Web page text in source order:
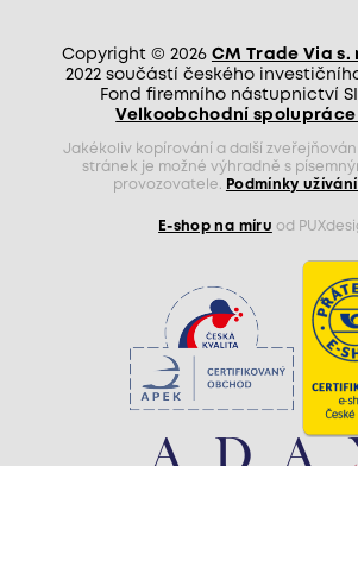
Copyright © 2026 CM Trade Via s.
2022 součástí českého
Fond firemního nástupnictví
Velkoobchodní spolupráce
Jakékoliv kopírování a další
stránek je možné výhradně s
provozovatele.
Podmínky
E-shop na míru od